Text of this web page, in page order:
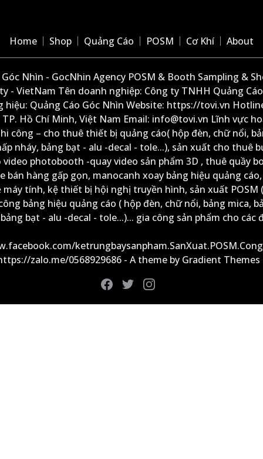
Home Shop Quảng Cáo POSM Cơ Khí About
Nhìn - GocNhin Agency POSM & Booth Sampling &
- VietNam Tên doanh nghiệp: Công ty TNHH Quảng
Quảng Cáo Góc Nhìn Website: https://tovi.vn
Hồ Chí Minh, Việt Nam Email: info@tovi.vn Lĩnh vực
công – cho thuê thiết bị quảng cáo( hộp đèn, chữ nổi,
nháy, bảng bạt - alu -decal - tole...), sản xuất cho thuê
photobooth -quay video sản phẩm 3D , thuê quầy
bán hàng gấp gọn, manocanh xoay bảng hiệu quảng
tính, kệ thiết bị hội nghị truyền hình, sản xuất POSM
bảng hiệu quảng cáo ( hộp đèn, chữ nổi, bảng mica,
bạt - alu -decal - tole...)... gia công sản phẩm cho các
zalo.me/0568929686 - A theme by Gradient